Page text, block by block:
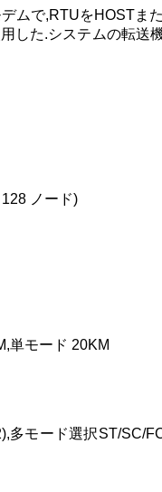
ムで,RTUをHOSTま
した.システムの転送
ノード)
単モード 20KM
モード選択ST/SC/